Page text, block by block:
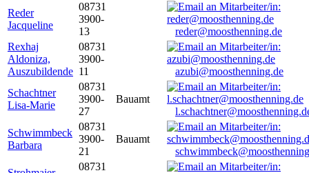
Reder
Jacqueline
08731
3900-
13
reder@moosthenning.de
Rexhaj
Aldoniza,
Auszubildende
08731
3900-
11
azubi@moosthenning.de
Schachtner
Lisa-Marie
08731
3900-
27
Bauamt
Schwimmbeck
Barbara
08731
3900-
21
Bauamt
08731